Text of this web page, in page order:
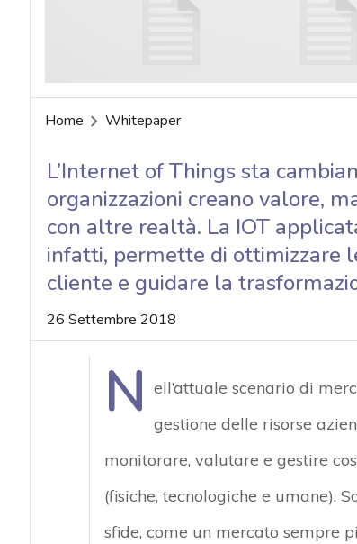
Home Whitepaper
L’Internet of Things sta
organizzazioni creano valore,
con altre realtà. La IOT
infatti, permette di ottimizzare
cliente e guidare la
26 Settembre 2018
N ell’attuale scenario di
gestione delle risorse
monitorare, valutare e gestire
(fisiche, tecnologiche e umane).
sfide, come un mercato sempre